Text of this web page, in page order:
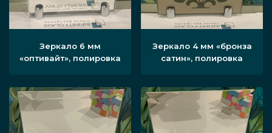
Зеркало 6 мм
«оптивайт», полировка
Зеркало 4 мм «бронза
сатин», полировка